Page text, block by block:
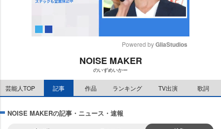
Powered by GliaStudios
NOISE MAKER
のいずめいかー
芸能人TOP 記事 作品 ランキング TV出演 歌詞
NOISE MAKERの記事・ニュース・速報